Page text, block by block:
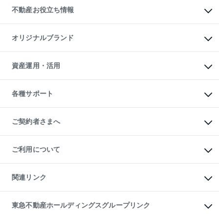
貸すガイド
事業用不動産
マンション投資
投資用マンション
アパート経営
収益物件
ビル購入（ビル一棟）
投資用不動産の売却査定
事業用不動産の売却査定
不動産お役立ち情報
マンションライブラリー
人気マンションランキング
暮らしに役立つ不動産メディア
不動産相場・不動産価格情報
不動産コラム・ニュース
不動産用語集
不動産なんでもネット相談室
住まいの税金
オリジナルブランド
一棟リノベーションマンション
L`GENTE（ルジェンテ）
区分リノベーションマンション
投資用一棟レジデンスWELL
不動産小口投資
LEGACIA（レガシア）
資産運用・活用
不動産M&A
アセットマネジメント・出資
各種サポート
相続サポート
リフォームサポート
ご契約者さまへ
ご紹介・再契約特典
入居者様専用-各種ご案内（賃貸）
東急こすもす会「こすもすWeb」
ご利用について
金融商品取引について
東急リバブル ソーシャルメディアポリシー
ご意見・お問い合わせ（金融商品取引専用の相談・お問い合わせ窓口）
ダイレクトメール（郵送物）・Eメールなどの送付停止について
関連リンク
これからご結婚される方に東急百貨店のブライダルクラブ
人材サービスのご用命は 東急リバブルスタッフ株式会社まで
東急不動産ホールディングスグループリンク